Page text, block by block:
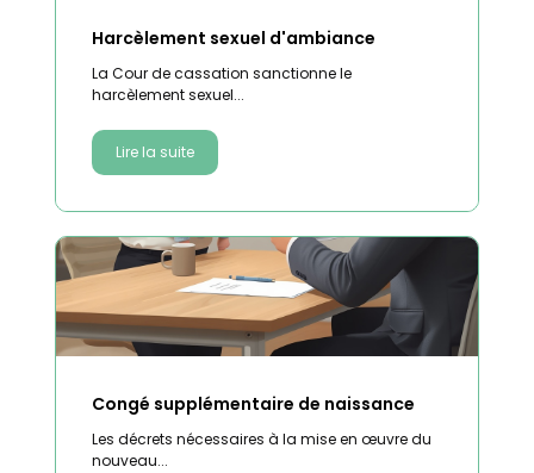
Harcèlement sexuel d'ambiance
La Cour de cassation sanctionne le
harcèlement sexuel...
Lire la suite
Congé supplémentaire de naissance
Les décrets nécessaires à la mise en œuvre du
nouveau...